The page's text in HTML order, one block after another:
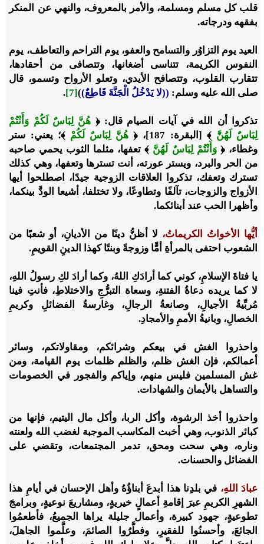
قلب كل مسلم ومسلمة، والأمر بالمعروف، والنهي عن المنكر
بفقهه ودرجاته.
العيد يوم التزاوُر والتسامح والعفو، يوم التراحم والتعاطف، يوم
النفوس الكريمة، تتناسى أضغانها، وتتصافى من أحقادها،
تتقارب القلوب، وتتصافح الأيدي، وتعلو الأرواح وتسمو، قال
صلى الله عليه وسلم: ((لا يَدْخُلُ الْجَنَّةَ قَاطِعٌ))
[7]
.
تذكروا أن الله في آيات الصيام قال: ﴿ هُنَّ لِبَاسٌ لَكُمْ وَأَنْتُمْ
لِبَاسٌ لَهُنَّ ﴾ [البقرة: 187]، ﴿ هُنَّ لِبَاسٌ لَكُمْ ﴾؛ يعني: ستر
وغطاء، ﴿وَأَنْتُمْ لِبَاسٌ لَهُنَّ ﴾ تعفها، مثلما الثوب يحمي صاحبه
من الحر والبرد، ويستر عورته، أنت تسترها وتعفها، وهي كذلك
تسترك وتعفك، تذكروا العلاقات الزوجية جيدًا، اصطلحوا أيها
الأزواج والزوجات، تآلفًا وتطاوعًا، ولا تختلفا، أشيعا الودَّ بينكما،
وأظهرا الحب عند أبنائكما.
أيُّها الأخواتُ الكريماتُ، لا أظنُّ دينًا من الأديانِ، أو شعبًا من
الشعوب احتفى بالمرأةِ أمًّا وزوجةً وبنتًا كهذا الدينِ القويمِ.
يا فتاةَ الإسلامِ، كوني كما أرادَكِ اللهُ، وكما أرادَ لكِ رسولُ اللهِ،
لا كما يريده دعاةُ الفتنةِ، وسعاة التبرُّجِ والاختلاطِ، فأنتِ فينا
مُربِّيةُ الأجيالِ، وصانعةُ الرجالِ، وغارسةُ الفضائلِ وكريمِ
الخصالِ، وبانيةُ الأممِ والأمجادِ.
واحذروا الغش في بيعكم وشرائكم، ومقاولاتكم، وسائر
أعمالكم، فإن الغش ظلم، والظلم ظلمات يوم القيامة، ومن
غش المسلمين فليس منهم، وإياكم والفجور في الخصومات
والتساهل بالأيمان والشهادات.
واحذروا أخذ الرشوة، وأكل الربا، وأكل مال اليتيم، فإنها من
كبائر الذنوب، وهي أخبث المكاسب الموجبة لغضب الله ولعنته
وناره، وهي سحت ومحق، تدمر المجتمعات، وتقضي على
الفضائل والحسنات.
عبادَ اللهِ، في بلدِنا هذا أبدعَ أبناؤُهُ وأهل الإحسان في أيامِ هذا
الشهرِ الكريمِ عبرَ إقامةِ أعمالٍ خيريةٍ، ومشاريعَ نوعيةٍ، وبرامجَ
تطوعيةٍ، جهود كبيرة، وأعمال جليلة يراها الجميعُ، فأطعمُوا
الجائعَ، وأحسنُوا للفقيرِ، وفطَّرُوا الصائمَ، وعلَّموا الجاهلَ،